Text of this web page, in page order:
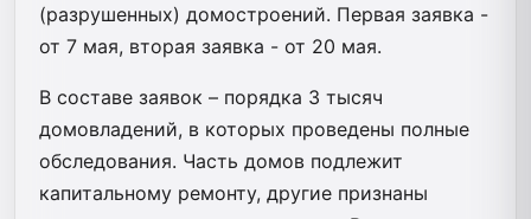
(разрушенных) домостроений. Первая заявка -
от 7 мая, вторая заявка - от 20 мая.
В составе заявок – порядка 3 тысяч
домовладений, в которых проведены полные
обследования. Часть домов подлежит
капитальному ремонту, другие признаны